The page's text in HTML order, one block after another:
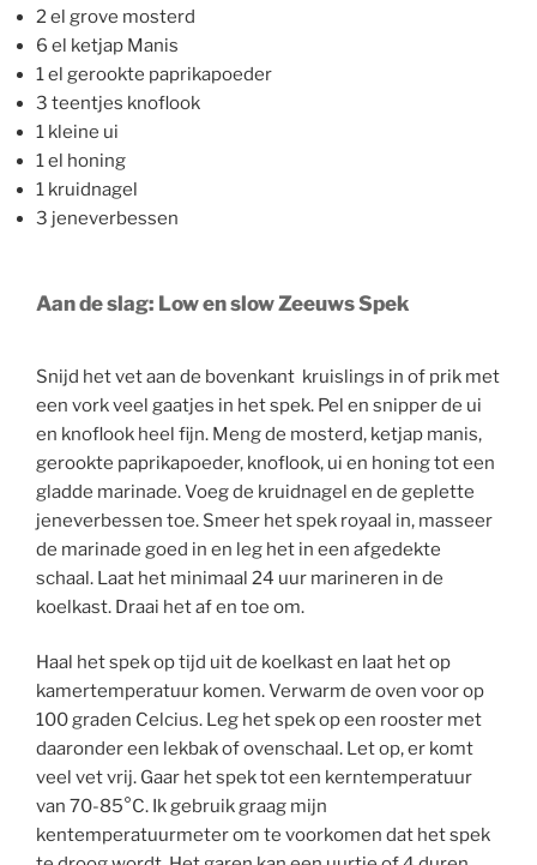
2 el grove mosterd
6 el ketjap Manis
1 el gerookte paprikapoeder
3 teentjes knoflook
1 kleine ui
1 el honing
1 kruidnagel
3 jeneverbessen
Aan de slag: Low en slow Zeeuws Spek
Snijd het vet aan de bovenkant kruislings in of prik met
een vork veel gaatjes in het spek. Pel en snipper de ui
en knoflook heel fijn. Meng de mosterd, ketjap manis,
gerookte paprikapoeder, knoflook, ui en honing tot een
gladde marinade. Voeg de kruidnagel en de geplette
jeneverbessen toe. Smeer het spek royaal in, masseer
de marinade goed in en leg het in een afgedekte
schaal. Laat het minimaal 24 uur marineren in de
koelkast. Draai het af en toe om.
Haal het spek op tijd uit de koelkast en laat het op
kamertemperatuur komen. Verwarm de oven voor op
100 graden Celcius. Leg het spek op een rooster met
daaronder een lekbak of ovenschaal. Let op, er komt
veel vet vrij. Gaar het spek tot een kerntemperatuur
van 70-85°C. Ik gebruik graag mijn
kentemperatuurmeter om te voorkomen dat het spek